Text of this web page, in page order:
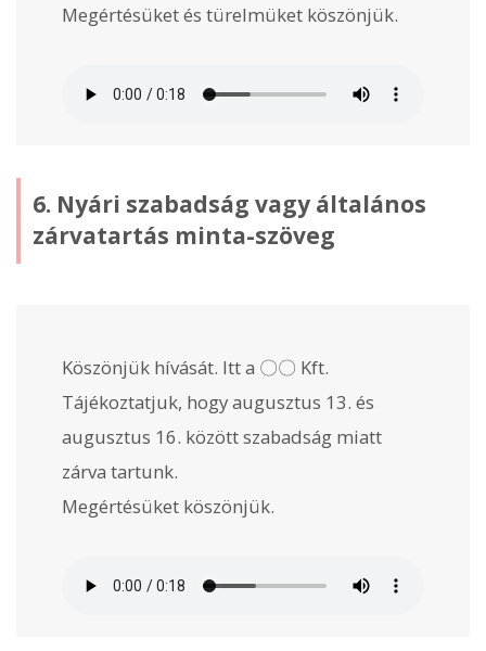
Megértésüket és türelmüket köszönjük.
6. Nyári szabadság vagy általános
zárvatartás minta-szöveg
Köszönjük hívását. Itt a 〇〇 Kft.
Tájékoztatjuk, hogy augusztus 13. és
augusztus 16. között szabadság miatt
zárva tartunk.
Megértésüket köszönjük.